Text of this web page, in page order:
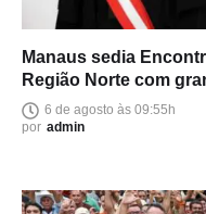
Manaus sedia
Região Norte com
brasileiro
6 de agosto às 09:55h
por admin